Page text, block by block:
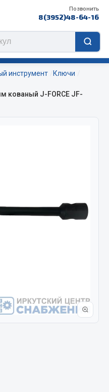
Позвонить
8(3952)48-64-16
инструмент
Ключи
кованый J-FORCE JF-